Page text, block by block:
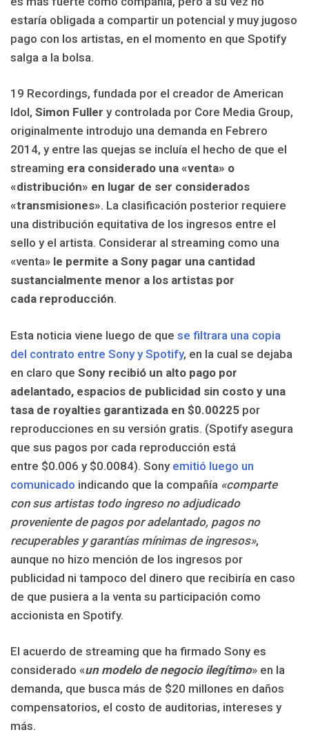
estaría obligada a compartir un potencial y muy jugoso
pago con los artistas, en el momento en que Spotify
salga a la bolsa.
19 Recordings, fundada por el creador de American
Idol, Simon Fuller y controlada por Core Media Group,
originalmente introdujo una demanda en Febrero
2014, y entre las quejas se incluía el hecho de que el
streaming era considerado una «venta» o
«distribución» en lugar de ser considerados
«transmisiones». La clasificación posterior requiere
una distribución equitativa de los ingresos entre el
sello y el artista. Considerar al streaming como una
«venta» le permite a Sony pagar una cantidad
sustancialmente menor a los artistas por
cada reproducción.
Esta noticia viene luego de que se filtrara una copia
del contrato entre Sony y Spotify, en la cual se dejaba
en claro que Sony recibió un alto pago por
adelantado, espacios de publicidad sin costo y una
tasa de royalties garantizada en $0.00225 por
reproducciones en su versión gratis. (Spotify asegura
que sus pagos por cada reproducción está
entre $0.006 y $0.0084). Sony emitió luego un
comunicado indicando que la compañía «comparte
con sus artistas todo ingreso no adjudicado
proveniente de pagos por adelantado, pagos no
recuperables y garantías mínimas de ingresos»,
aunque no hizo mención de los ingresos por
publicidad ni tampoco del dinero que recibiría en caso
de que pusiera a la venta su participación como
accionista en Spotify.
El acuerdo de streaming que ha firmado Sony es
considerado «un modelo de negocio ilegítimo» en la
demanda, que busca más de $20 millones en daños
compensatorios, el costo de auditorias, intereses y
más.